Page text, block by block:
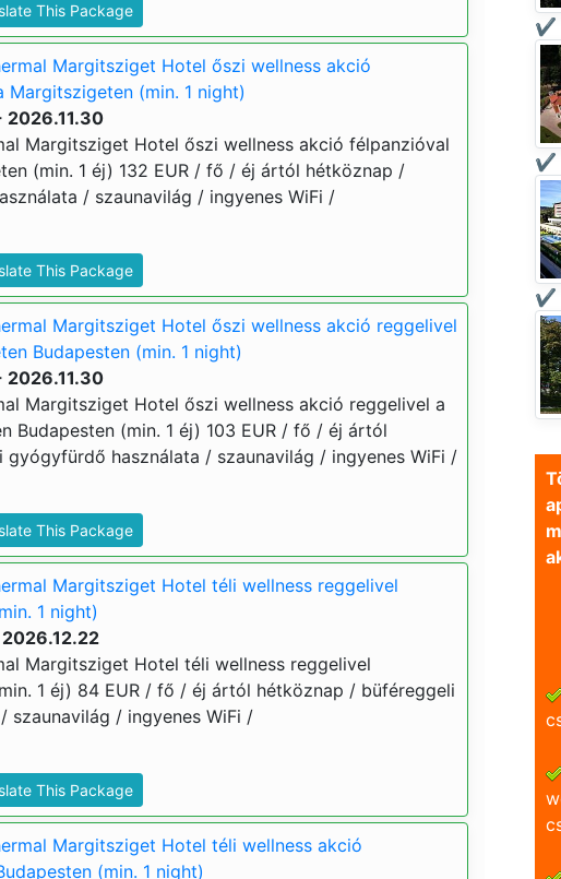
This Package
Margitsziget Hotel őszi wellness akció
Margitszigeten (min. 1 night)
Margitsziget Hotel őszi wellness akció félpanzióval
(min. 1 éj) 132 EUR / fő / éj ártól hétköznap /
/ szaunavilág / ingyenes WiFi /
This Package
Margitsziget Hotel őszi wellness akció reggelivel
Budapesten (min. 1 night)
Margitsziget Hotel őszi wellness akció reggelivel a
Budapesten (min. 1 éj) 103 EUR / fő / éj ártól
használata / szaunavilág / ingyenes WiFi /
This Package
Margitsziget Hotel téli wellness reggelivel
1 night)
Margitsziget Hotel téli wellness reggelivel
1 éj) 84 EUR / fő / éj ártól hétköznap / büféreggeli
/ ingyenes WiFi /
This Package
Margitsziget Hotel téli wellness akció
(min. 1 night)
✔️
✔️
✔️